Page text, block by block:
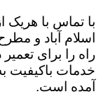
با تماس با هریک
اسلام آباد و
راه را برای
خدمات باکیفیت
آمده است.